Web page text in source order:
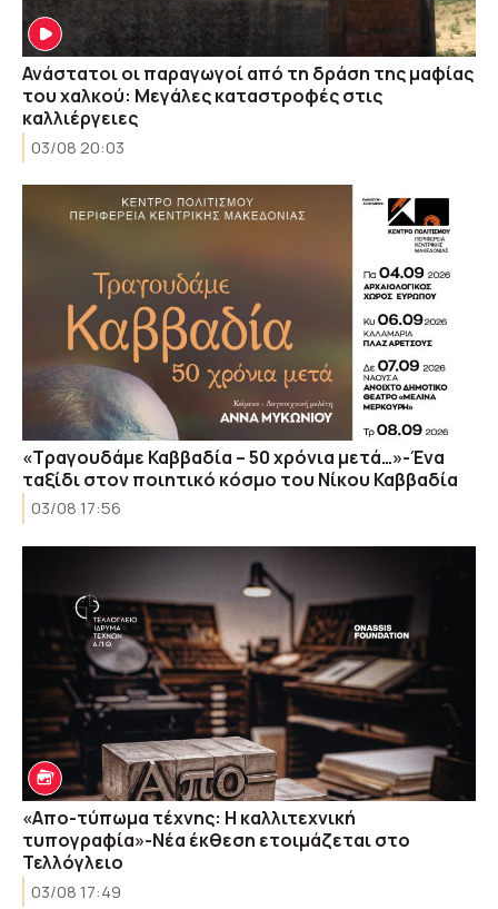
Ανάστατοι οι παραγωγοί από τη δράση της μαφίας
του χαλκού: Μεγάλες καταστροφές στις
καλλιέργειες
03/08 20:03
«Τραγουδάμε Καββαδία – 50 χρόνια μετά…»-Ένα
ταξίδι στον ποιητικό κόσμο του Νίκου Καββαδία
03/08 17:56
«Απο-τύπωμα τέχνης: H καλλιτεχνική
τυπογραφία»-Νέα έκθεση ετοιμάζεται στο
Τελλόγλειο
03/08 17:49